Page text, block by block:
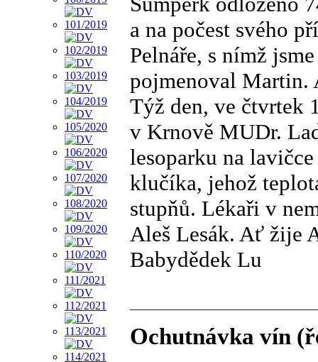
a na počest svého
Pelnáře, s nímž
pojmenoval
Týž den, ve čtvrtek
v Krnově MUDr.
lesoparku na
klučíka, jehož
stupňů. Lékaři v
Aleš Lesák. Ať žije
Babydědek Lu
Ochutnávka vín